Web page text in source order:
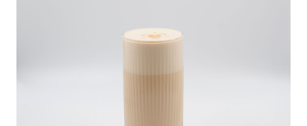
ПОКАЗАТЬ ПОСТОМАТЫ